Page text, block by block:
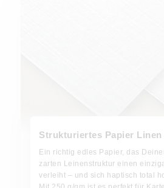
Strukturiertes Papier Linen
Ein richtig edles Papier, das
zarten Leinenstruktur einen
verleiht – und sich haptisch total